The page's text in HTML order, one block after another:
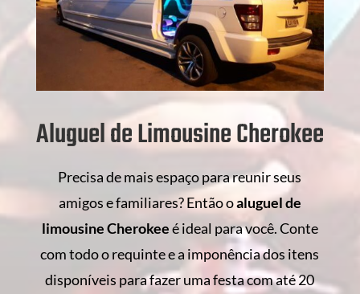
Aluguel de Limousine Cherokee
Precisa de mais espaço para reunir seus
amigos e familiares? Então oaluguel de
limousine Cherokeeé ideal para você. Conte
com todo o requinte e a imponência dos itens
disponíveis para fazer uma festa com até 20